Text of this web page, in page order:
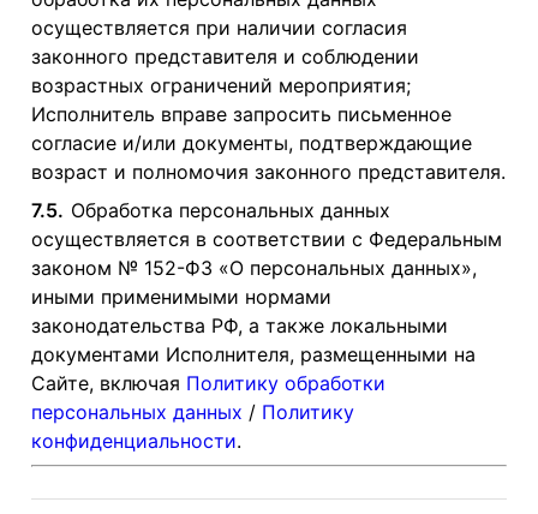
осуществляется при наличии согласия
законного представителя и соблюдении
возрастных ограничений мероприятия;
Исполнитель вправе запросить письменное
согласие и/или документы, подтверждающие
возраст и полномочия законного представителя.
7.5. Обработка персональных данных
осуществляется в соответствии с Федеральным
законом № 152-ФЗ «О персональных данных»,
иными применимыми нормами
законодательства РФ, а также локальными
документами Исполнителя, размещенными на
Сайте, включая Политику обработки
персональных данных / Политику
конфиденциальности.